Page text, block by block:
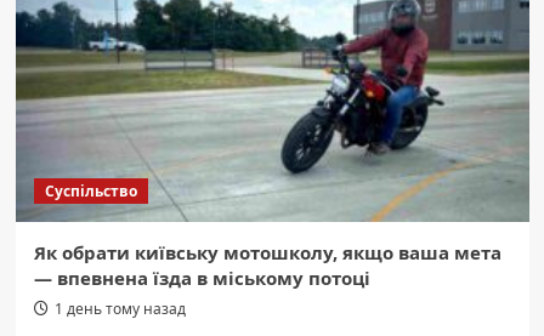
Суспільство
Як обрати київську мотошколу, якщо ваша мета
— впевнена їзда в міському потоці
1 день тому назад